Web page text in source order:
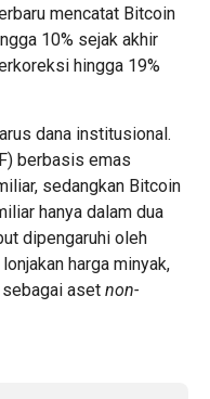
mencatat Bitcoin
10% sejak akhir
hingga 19%
dana institusional.
berbasis emas
sedangkan Bitcoin
hanya dalam dua
dipengaruhi oleh
harga minyak,
aset non-